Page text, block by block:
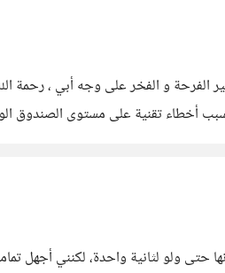
و الفخر على وجه أبي ، رحمة
أخطاء تقنية على مستوى
ولو لثانية واحدة، لكنني أجهل